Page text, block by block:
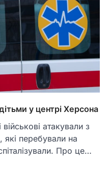
у центрі Херсона
атакували з
які перебували на
Про це…